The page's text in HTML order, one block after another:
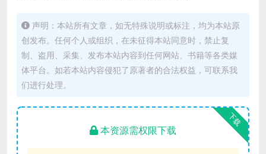
声明：本站所有文章，如无特殊说明或标注，均为本站原
创发布。任何个人或组织，在未征得本站同意时，禁止复
制、盗用、采集、发布本站内容到任何网站、书籍等各类媒
体平台。如若本站内容侵犯了原著者的合法权益，可联系我
们进行处理。
下载
本资源需权限下载